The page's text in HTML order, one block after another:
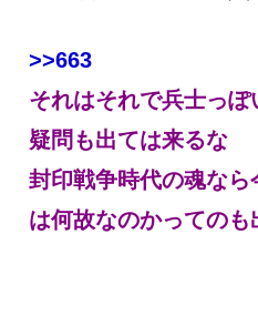
>>663
それはそれで兵士っ
疑問も出ては来るな
封印戦争時代の魂な
は何故なのかってのも